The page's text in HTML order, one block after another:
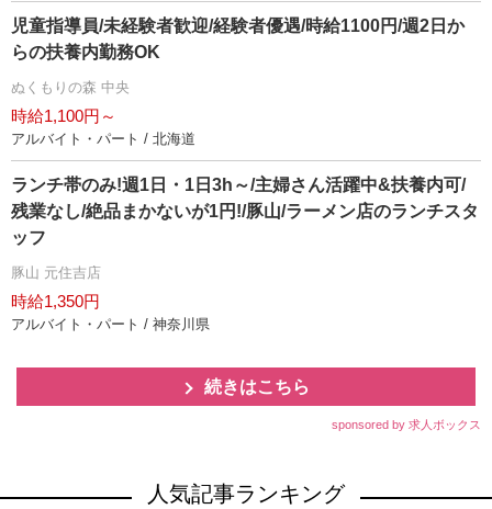
児童指導員/未経験者歓迎/経験者優遇/時給1100円/週2日か
らの扶養内勤務OK
ぬくもりの森 中央
時給1,100円～
アルバイト・パート / 北海道
ランチ帯のみ!週1日・1日3h～/主婦さん活躍中&扶養内可/
残業なし/絶品まかないが1円!/豚山/ラーメン店のランチスタ
ッフ
豚山 元住吉店
時給1,350円
アルバイト・パート / 神奈川県
続きはこちら
sponsored by 求人ボックス
人気記事ランキング